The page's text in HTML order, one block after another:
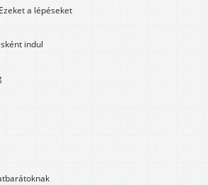
a lépéseket
indul